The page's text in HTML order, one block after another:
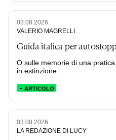
03.08.2026
VALERIO MAGRELLI
Guida italica per
O sulle memorie di una
in estinzione.
ARTICOLO
03.08.2026
LA REDAZIONE DI LUCY